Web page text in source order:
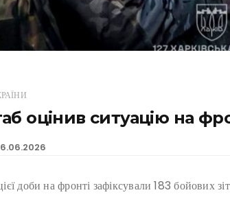
оцінив ситуацію на
доби на фронті зафіксували 183 бойових